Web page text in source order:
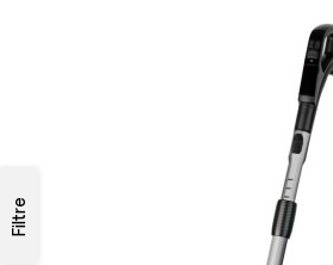
Filtre